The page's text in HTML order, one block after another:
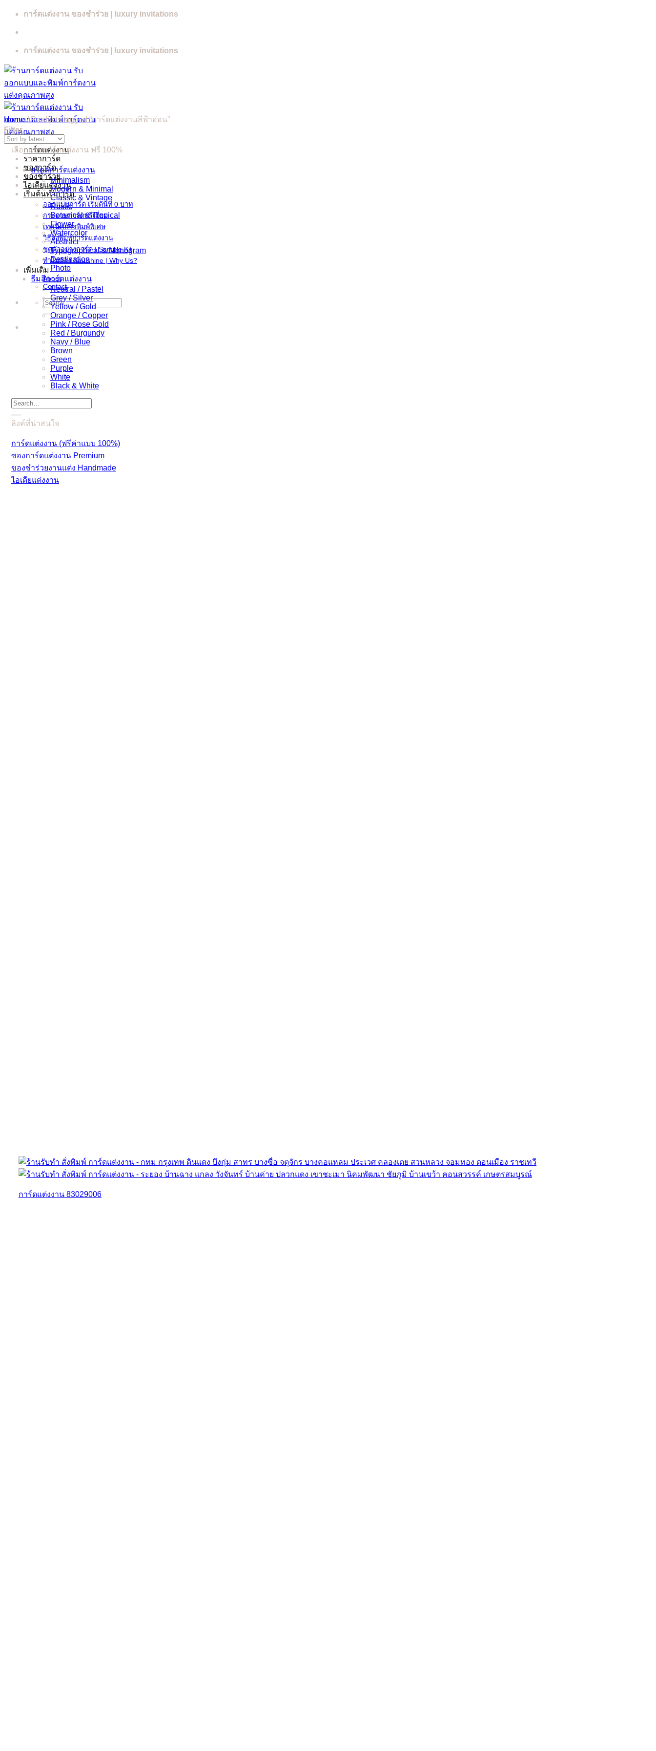
Skip
การ์ดแต่งงาน ของชำร่วย | luxury invitations
การ์ดแต่งงาน ของชำร่วย | luxury invitations
การ์ดแต่งงาน
ราคาการ์ด
ซองการ์ด
ของชำร่วย
ไอเดียแต่งงาน
เริ่มต้นทำการ์ด
ออกแบบการ์ด เริ่มต้นที่ 0 บาท
กระดาษการ์ดพรีเมี่ยม
เทคนิคการพิมพ์พิเศษ
วิธีสั่งพิมพ์การ์ดแต่งงาน
ชุดตัวอย่างการ์ด | Sample Kit
ทำไมต้อง Soulshine | Why Us?
เพิ่มเติม
About
Contact
Search
for:
Home /Products tagged “การ์ดแต่งงานสีฟ้าอ่อน”
Filter
เลือกแบบการ์ดแต่งงาน ฟรี 100%
สไตล์การ์ดแต่งงาน
Minimalism
Modern & Minimal
Classic & Vintage
Rustic
Botanical & Tropical
Flower
Watercolor
Abstract
Typographical & Monogram
Destination
Photo
ธีมสีการ์ดแต่งงาน
Neutral / Pastel
Grey / Silver
Yellow / Gold
Orange / Copper
Pink / Rose Gold
Red / Burgundy
Navy / Blue
Brown
Green
Purple
White
Black & White
Search
for:
ลิงค์ที่น่าสนใจ
การ์ดแต่งงาน (ฟรีค่าแบบ 100%)
ซองการ์ดแต่งงาน Premium
ของชำร่วยงานแต่ง Handmade
ไอเดียแต่งงาน
การ์ดแต่งงาน 83029006